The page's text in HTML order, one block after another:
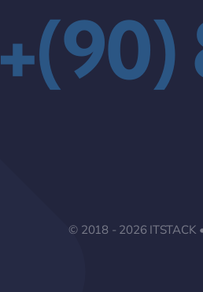
© 2018 - 2026 ITSTACK